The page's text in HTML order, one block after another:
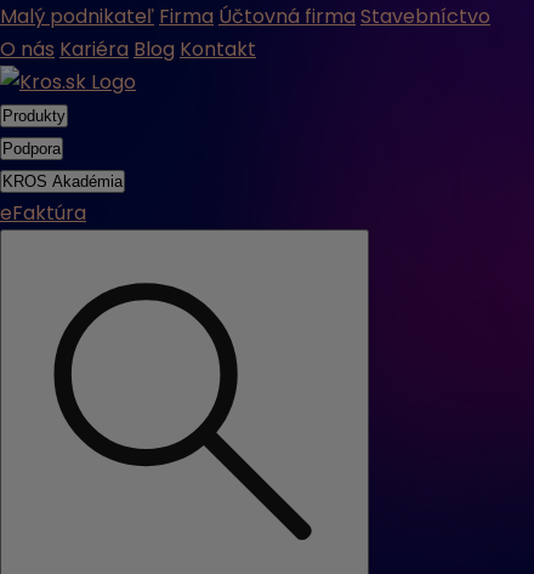
Malý podnikateľ Firma Účtovná firma Stavebníctvo
O nás Kariéra Blog Kontakt
Produkty
Podpora
KROS Akadémia
eFaktúra